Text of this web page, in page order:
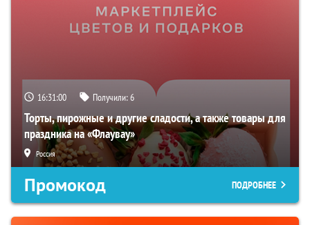
16:31:00 Получили:6
Торты, пирожные и другие сладости, а также товары для
праздника на «Флаувау»
Россия
Промокод ПОДРОБНЕЕ